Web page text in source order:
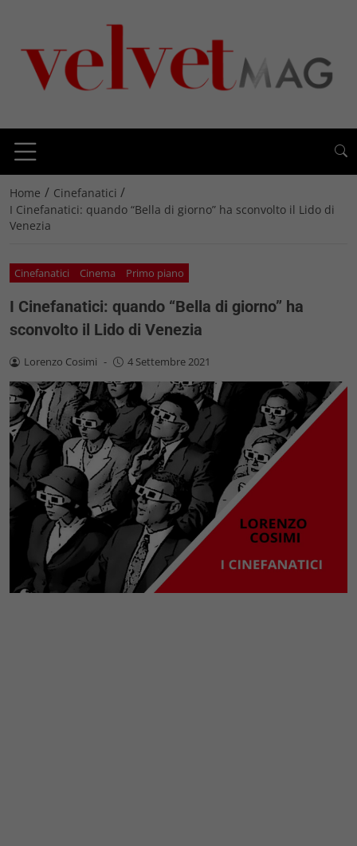
Home / Cinefanatici /
I Cinefanatici: quando “Bella di giorno” ha sconvolto il Lido di
Venezia
Cinefanatici Cinema Primo piano
I Cinefanatici: quando “Bella di giorno” ha
sconvolto il Lido di Venezia
Lorenzo Cosimi - 4 Settembre 2021